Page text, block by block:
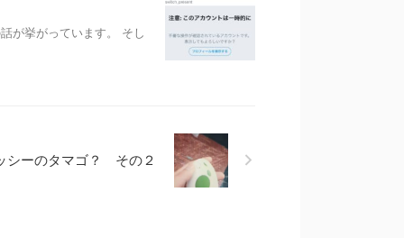
が挙がっています。 そし
シーのタマゴ？ その２